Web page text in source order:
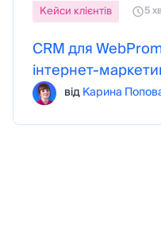
Кейси клієнтів 5
CRM для
інтернет-
відКарина